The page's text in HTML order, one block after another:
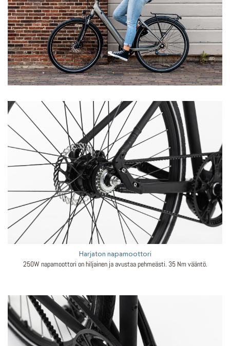
Harjaton napamoottori
250W napamoottori on hiljainen ja avustaa pehmeästi. 35 Nm vääntö.